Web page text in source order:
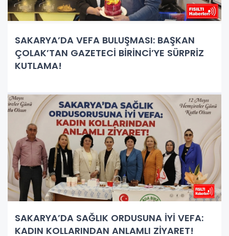
SAKARYA’DA VEFA BULUŞMASI: BAŞKAN
ÇOLAK’TAN GAZETECİ BİRİNCİ’YE SÜRPRİZ
KUTLAMA!
SAKARYA’DA SAĞLIK ORDUSUNA İYİ VEFA:
KADIN KOLLARINDAN ANLAMLI ZİYARET!